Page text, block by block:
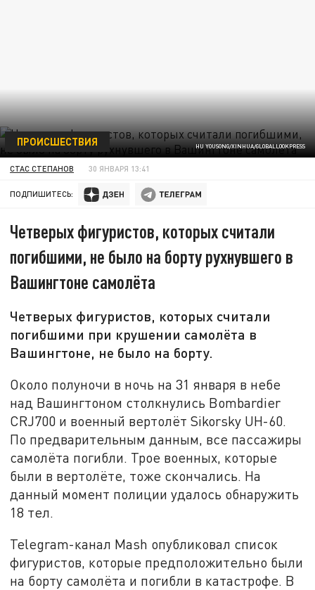
HU YOUSONG/XINHUA/GLOBALLOOKPRESS
ПРОИСШЕСТВИЯ
СТАС СТЕПАНОВ 30 ЯНВАРЯ 13:41
ПОДПИШИТЕСЬ:
Четверых фигуристов, которых считали
погибшими, не было на борту рухнувшего в
Вашингтоне самолёта
Четверых фигуристов, которых считали
погибшими при крушении самолёта в
Вашингтоне, не было на борту.
Около полуночи в ночь на 31 января в небе
над Вашингтоном столкнулись Bombardier
CRJ700 и военный вертолёт Sikorsky UH-60.
По предварительным данным, все пассажиры
самолёта погибли. Трое военных, которые
были в вертолёте, тоже скончались. На
данный момент полиции удалось обнаружить
18 тел.
Telegram-канал Mash опубликовал список
фигуристов, которые предположительно были
на борту самолёта и погибли в катастрофе. В